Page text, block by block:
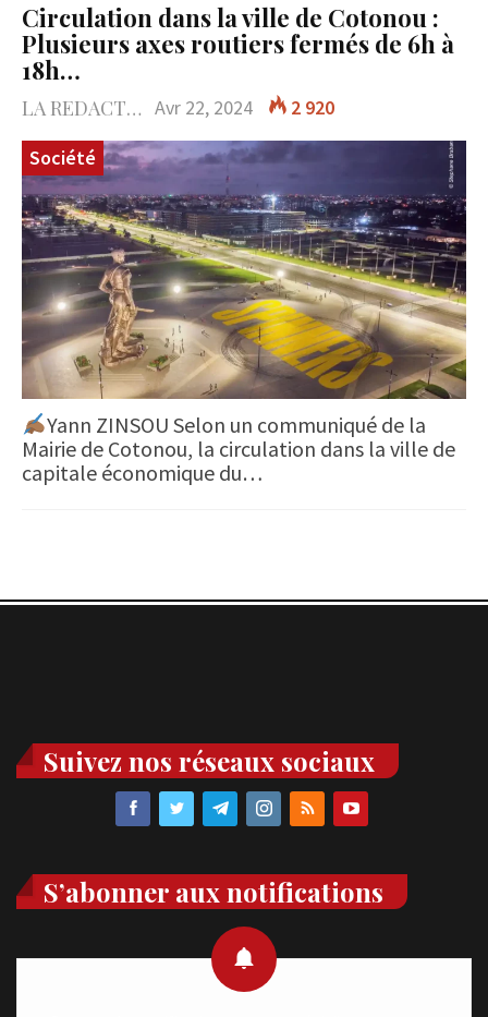
Circulation dans la ville de Cotonou :
Plusieurs axes routiers fermés de 6h à
18h…
LA REDACTION Avr 22, 2024
2 920
Société
Yann ZINSOU Selon un communiqué de la
Mairie de Cotonou, la circulation dans la ville de
capitale économique du…
Suivez nos réseaux sociaux
S’abonner aux notifications